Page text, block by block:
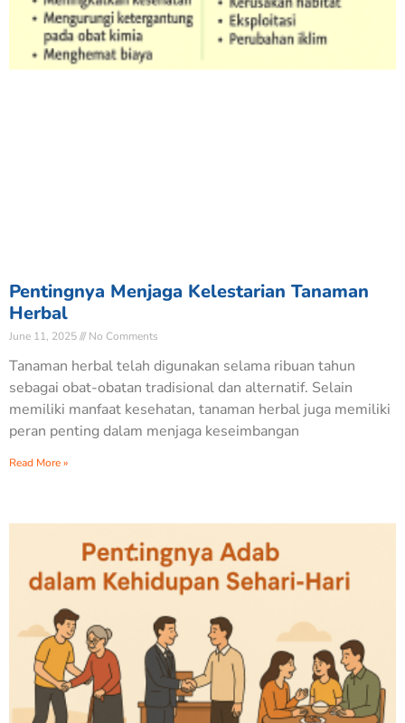
Pentingnya Menjaga Kelestarian Tanaman
Herbal
June 11, 2025 No Comments
Tanaman herbal telah digunakan selama ribuan tahun
sebagai obat-obatan tradisional dan alternatif. Selain
memiliki manfaat kesehatan, tanaman herbal juga memiliki
peran penting dalam menjaga keseimbangan
Read More »